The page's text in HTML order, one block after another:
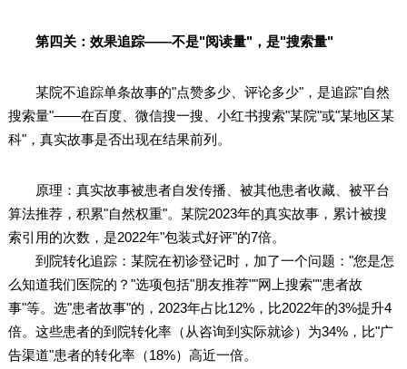
第四关：效果追踪——不是"阅读量"，是"搜索量"
某院不追踪单条故事的"点赞多少、评论多少"，是追踪"自然
搜索量"——在百度、微信搜一搜、小红书搜索"某院"或"某地区某
科"，真实故事是否出现在结果前列。
原理：真实故事被患者自发传播、被其他患者收藏、被平台
算法推荐，积累"自然权重"。某院2023年的真实故事，累计被搜
索引用的次数，是2022年"包装式好评"的7倍。
到院转化追踪：某院在初诊登记时，加了一个问题："您是怎
么知道我们医院的？"选项包括"朋友推荐""网上搜索""患者故
事"等。选"患者故事"的，2023年占比12%，比2022年的3%提升4
倍。这些患者的到院转化率（从咨询到实际就诊）为34%，比"广
告渠道"患者的转化率（18%）高近一倍。